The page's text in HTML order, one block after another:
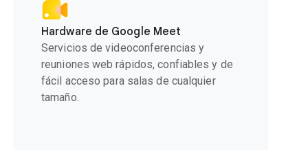
Hardware de Google Meet
Servicios de videoconferencias y
reuniones web rápidos, confiables y de
fácil acceso para salas de cualquier
tamaño.